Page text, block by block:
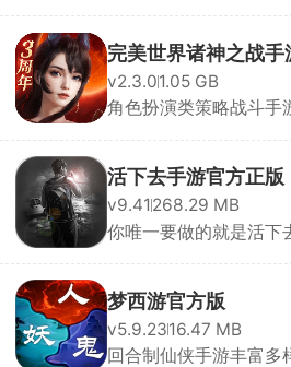
完美世界诸神之战手
v2.3.01.05 GB
角色扮演类策略战斗手
活下去手游官方正版
v9.41 268.29 MB
你唯一要做的就是活下
梦西游官方版
v5.9.2316.47 MB
回合制仙侠手游丰富多